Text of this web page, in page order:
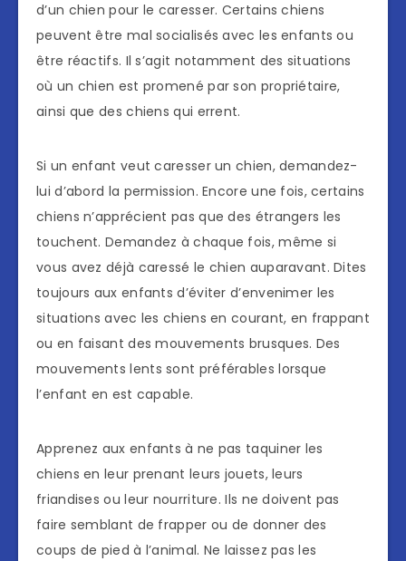
d’un chien pour le caresser. Certains chiens
peuvent être mal socialisés avec les enfants ou
être réactifs. Il s’agit notamment des situations
où un chien est promené par son propriétaire,
ainsi que des chiens qui errent.
Si un enfant veut caresser un chien, demandez-
lui d’abord la permission. Encore une fois, certains
chiens n’apprécient pas que des étrangers les
touchent. Demandez à chaque fois, même si
vous avez déjà caressé le chien auparavant. Dites
toujours aux enfants d’éviter d’envenimer les
situations avec les chiens en courant, en frappant
ou en faisant des mouvements brusques. Des
mouvements lents sont préférables lorsque
l’enfant en est capable.
Apprenez aux enfants à ne pas taquiner les
chiens en leur prenant leurs jouets, leurs
friandises ou leur nourriture. Ils ne doivent pas
faire semblant de frapper ou de donner des
coups de pied à l’animal. Ne laissez pas les